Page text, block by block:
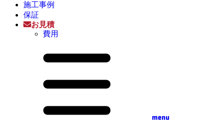
施工事例
保証
お見積
費用
menu